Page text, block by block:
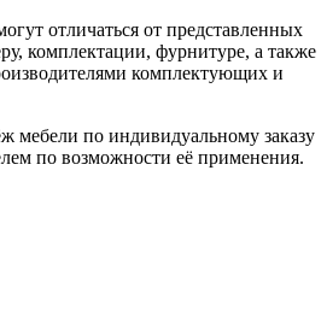
отличаться от представленных
комплектации, фурнитуре, а также
комплектующих и
мебели по индивидуальному заказу
по возможности её применения.